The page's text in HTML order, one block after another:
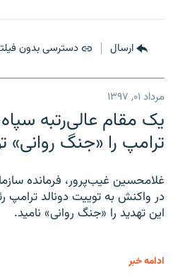
ارسال دسترسی بدون
مرداد ۰۱, ۱۳۹۷
یک مقام عالی‌رتبه
ترامپ را «جنگ
غلامحسین غیب‌پرور، فرمانده
در واکنش به توییت دونالد ترامپ
این تهدید را «جنگ روانی» نامید.
ادامه خبر